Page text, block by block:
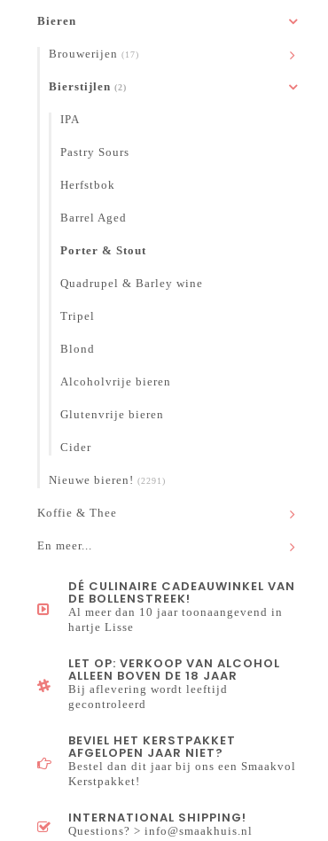
Bieren
Brouwerijen (17)
Bierstijlen (2)
IPA
Pastry Sours
Herfstbok
Barrel Aged
Porter & Stout
Quadrupel & Barley wine
Tripel
Blond
Alcoholvrije bieren
Glutenvrije bieren
Cider
Nieuwe bieren! (2291)
Koffie & Thee
En meer...
DÉ CULINAIRE CADEAUWINKEL VAN
DE BOLLENSTREEK!
Al meer dan 10 jaar toonaangevend in
hartje Lisse
LET OP: VERKOOP VAN ALCOHOL
ALLEEN BOVEN DE 18 JAAR
Bij aflevering wordt leeftijd
gecontroleerd
BEVIEL HET KERSTPAKKET
AFGELOPEN JAAR NIET?
Bestel dan dit jaar bij ons een Smaakvol
Kerstpakket!
INTERNATIONAL SHIPPING!
Questions? > info@smaakhuis.nl